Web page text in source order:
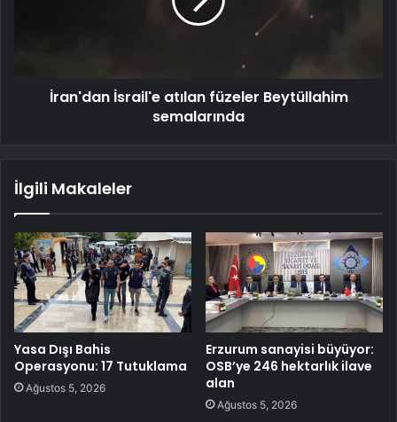
İran'dan İsrail'e atılan füzeler Beytüllahim
semalarında
İlgili Makaleler
Yasa Dışı Bahis
Operasyonu: 17 Tutuklama
Ağustos 5, 2026
Erzurum sanayisi büyüyor:
OSB’ye 246 hektarlık ilave
alan
Ağustos 5, 2026